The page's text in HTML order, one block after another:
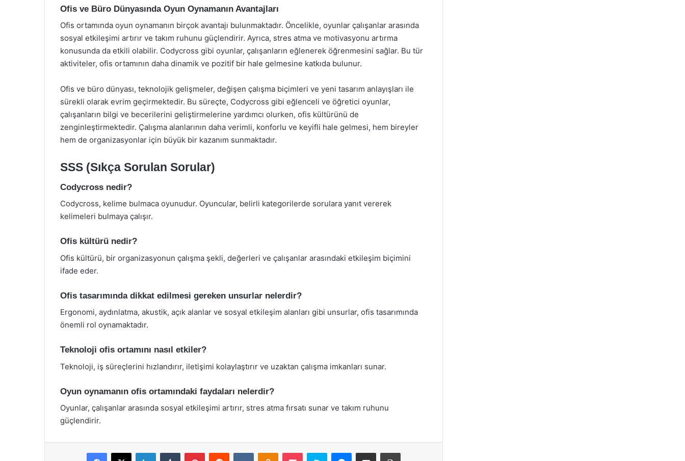
Ofis ve Büro Dünyasında Oyun Oynamanın Avantajları
Ofis ortamında oyun oynamanın birçok avantajı bulunmaktadır. Öncelikle, oyunlar çalışanlar arasında
sosyal etkileşimi artırır ve takım ruhunu güçlendirir. Ayrıca, stres atma ve motivasyonu artırma
konusunda da etkili olabilir. Codycross gibi oyunlar, çalışanların eğlenerek öğrenmesini sağlar. Bu tür
aktiviteler, ofis ortamının daha dinamik ve pozitif bir hale gelmesine katkıda bulunur.
Ofis ve büro dünyası, teknolojik gelişmeler, değişen çalışma biçimleri ve yeni tasarım anlayışları ile
sürekli olarak evrim geçirmektedir. Bu süreçte, Codycross gibi eğlenceli ve öğretici oyunlar,
çalışanların bilgi ve becerilerini geliştirmelerine yardımcı olurken, ofis kültürünü de
zenginleştirmektedir. Çalışma alanlarının daha verimli, konforlu ve keyifli hale gelmesi, hem bireyler
hem de organizasyonlar için büyük bir kazanım sunmaktadır.
SSS (Sıkça Sorulan Sorular)
Codycross nedir?
Codycross, kelime bulmaca oyunudur. Oyuncular, belirli kategorilerde sorulara yanıt vererek
kelimeleri bulmaya çalışır.
Ofis kültürü nedir?
Ofis kültürü, bir organizasyonun çalışma şekli, değerleri ve çalışanlar arasındaki etkileşim biçimini
ifade eder.
Ofis tasarımında dikkat edilmesi gereken unsurlar nelerdir?
Ergonomi, aydınlatma, akustik, açık alanlar ve sosyal etkileşim alanları gibi unsurlar, ofis tasarımında
önemli rol oynamaktadır.
Teknoloji ofis ortamını nasıl etkiler?
Teknoloji, iş süreçlerini hızlandırır, iletişimi kolaylaştırır ve uzaktan çalışma imkanları sunar.
Oyun oynamanın ofis ortamındaki faydaları nelerdir?
Oyunlar, çalışanlar arasında sosyal etkileşimi artırır, stres atma fırsatı sunar ve takım ruhunu
güçlendirir.
Facebook
X LinkedInTumblr PinterestReddit VKontakteOdnoklassniki
Pocket Skype Messenger
E-Posta ile paylaş Yazdır